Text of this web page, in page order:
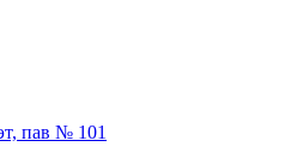
пав № 101